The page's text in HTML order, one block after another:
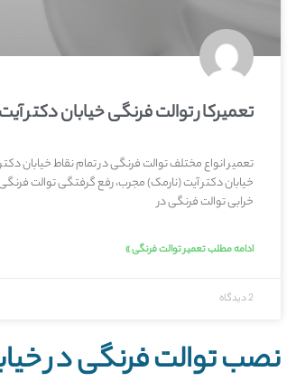
تعمیرکار توالت فرنگی خیابان دکتر
تعمیر انواع مختلف توالت فرنگی در تمام نقاط خیابان
خیابان دکتر آیت (نارمک) مجرب، رفع گرفتگی توالت
خرابی توالت فرنگی در
ادامه مطلب تعمیر توالت فرنگی »
2 دیدگاه
نصب توالت فرنگی در